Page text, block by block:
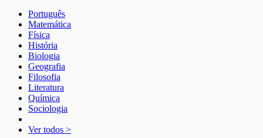
Português
Matemática
Física
História
Biologia
Geografia
Filosofia
Literatura
Química
Sociologia
Ver todos >